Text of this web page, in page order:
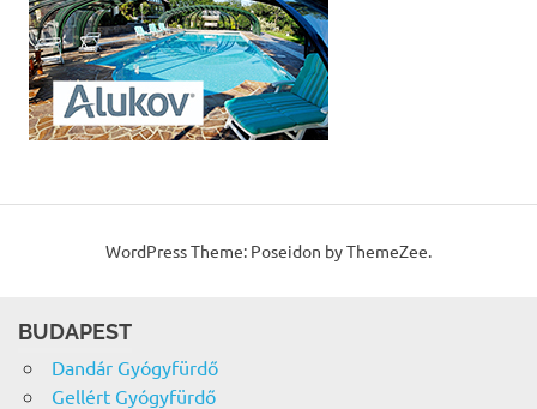
WordPress Theme: Poseidon by ThemeZee.
BUDAPEST
Dandár Gyógyfürdő
Gellért Gyógyfürdő